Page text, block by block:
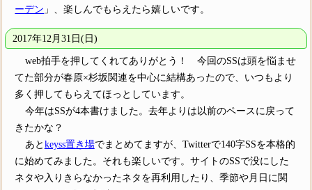
ーデン 」、楽しんでもらえたら嬉しいです。
2017年12月31日(日)
web拍手を押してくれてありがとう！ 今回のSSは頭を悩ませ
てた部分が春原×杉坂関連を中心に結構あったので、いつもより
多く押してもらえてほっとしています。
今年はSSが4本書けました。去年よりは以前のペースに戻って
きたかな？
あとkeyss置き場でまとめてますが、Twitterで140字SSを本格的
に始めてみました。それも楽しいです。サイトのSSで没にした
ネタや入りきらなかったネタを再利用したり、季節や月日に関